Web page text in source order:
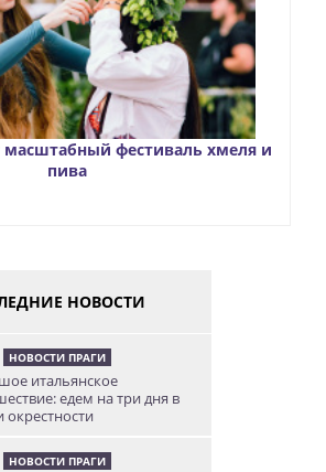
масштабный фестиваль хмеля и
пива
НОВОСТИ
НОВОСТИ ПРАГИ
итальянское
едем на три дня в
окрестности
НОВОСТИ ПРАГИ